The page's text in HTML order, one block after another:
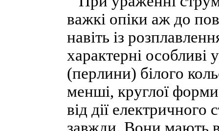
важкі опіки аж до
навіть із
характерні особливі
(перлини) білого
менші, круглої
від дії